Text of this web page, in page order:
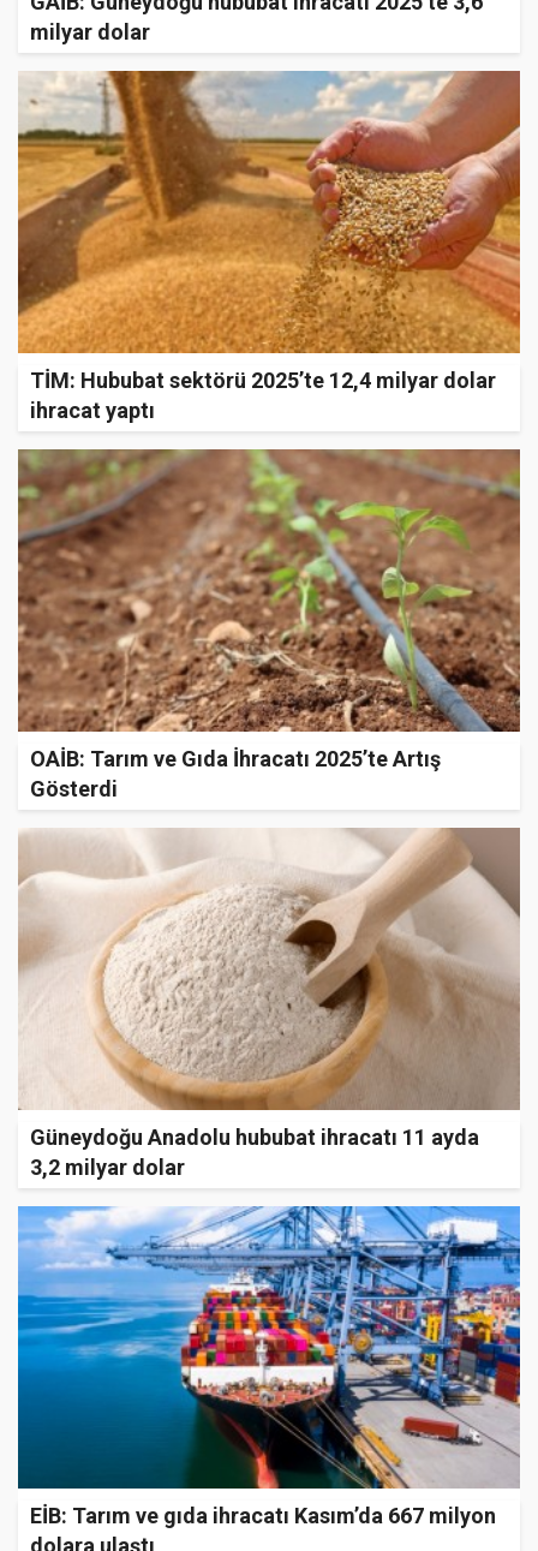
milyar dolar
TİM: Hububat sektörü 2025’te 12,4 milyar dolar
ihracat yaptı
OAİB: Tarım ve Gıda İhracatı 2025’te Artış
Gösterdi
Güneydoğu Anadolu hububat ihracatı 11 ayda
3,2 milyar dolar
EİB: Tarım ve gıda ihracatı Kasım’da 667 milyon